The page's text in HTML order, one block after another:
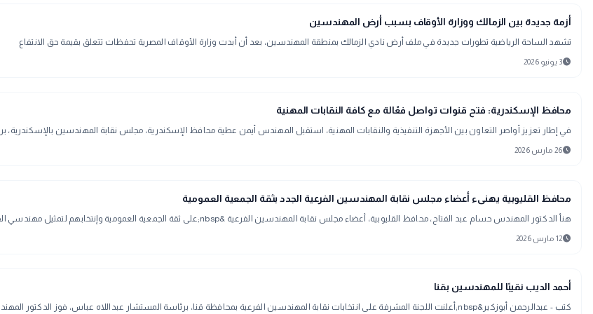
sports_soccer
رياضة
أزمة جديدة بين الزمالك ووزارة الأوقاف بسبب أرض المهندسين
تشهد الساحة الرياضية تطورات جديدة في ملف أرض نادي الزمالك بمنطقة المهندسين، بعد أن أبدت وزارة الأوقاف المصرية تحفظات تتعلق بقيمة حق الانتفاع
schedule3 يونيو 2026
map
أخبار المحافظات
محافظ الإسكندرية: فتح قنوات تواصل فعّالة مع كافة النقابات المهنية
في إطار تعزيز أواصر التعاون بين الأجهزة التنفيذية والنقابات المهنية، استقبل المهندس أيمن عطية محافظ الإسكندرية، مجلس نقابة المهندسين بالإسكندرية،
schedule26 مارس 2026
public
الأخبار المحلية
محافظ القليوبية يهنىء أعضاء مجلس نقابة المهندسين الفرعية الجدد بثقة الجمعية العمومية
هنأ الدكتور المهندس حسام عبد الفتاح، محافظ القليوبية، أعضاء مجلس نقابة المهندسين الفرعية &nbsp;على ثقة الجمعية العمومية وإنتخابهم لتمثيل مهندسي القليو
schedule12 مارس 2026
map
أخبار المحافظات
أحمد الديب نقيبًا للمهندسين بقنا
كتب - عبدالرحمن أبوزكير&nbsp;أعلنت اللجنة المشرفة على انتخابات نقابة المهندسين الفرعية بمحافظة قنا، برئاسة المستشار عبداللاه عباس، فوز الدكتور المهندس